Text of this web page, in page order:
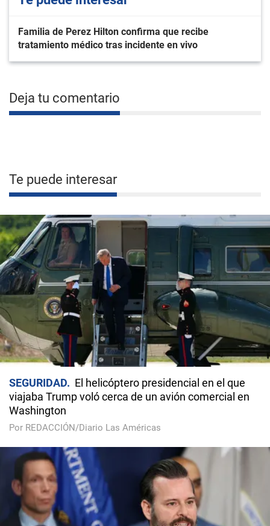
Familia de Perez Hilton confirma que recibe
tratamiento médico tras incidente en vivo
Deja tu comentario
Te puede interesar
SEGURIDAD
El helicóptero presidencial en el que
viajaba Trump voló cerca de un avión comercial en
Washington
Por REDACCIÓN/Diario Las Américas